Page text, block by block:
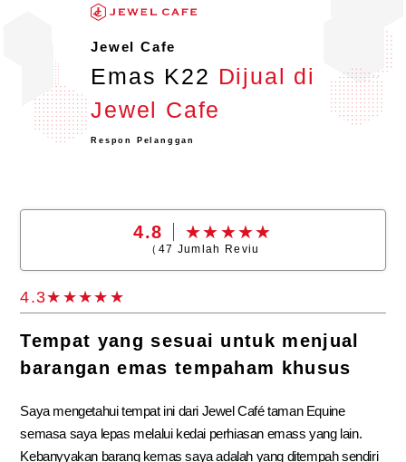
Jewel Cafe
Emas K22 Dijual di
Jewel Cafe
Respon Pelanggan
4.8
（ 47 Jumlah Reviu
4.3
Tempat yang sesuai untuk menjual
barangan emas tempaham khusus
Saya mengetahui tempat ini dari Jewel Café taman Equine
semasa saya lepas melalui kedai perhiasan emass yang lain.
Kebanyyakan barang kemas saya adalah yang ditempah sendiri